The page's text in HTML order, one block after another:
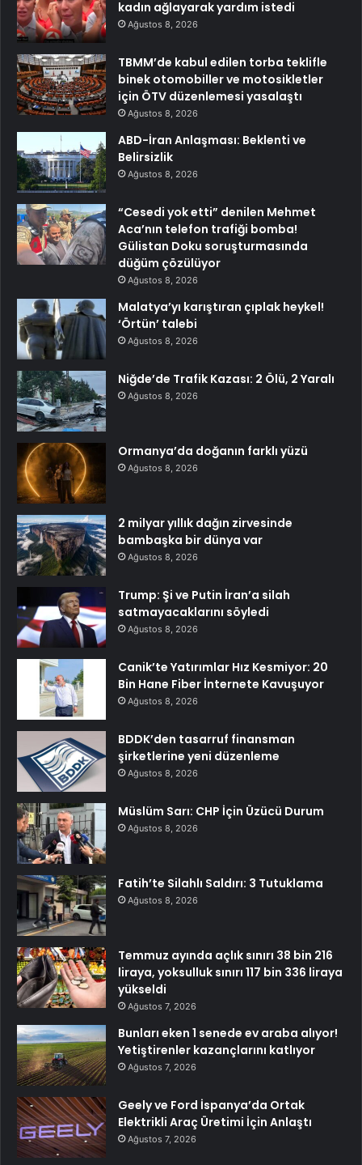
kadın ağlayarak yardım istedi
Ağustos 8, 2026
TBMM’de kabul edilen torba teklifle
binek otomobiller ve motosikletler
için ÖTV düzenlemesi yasalaştı
Ağustos 8, 2026
ABD-İran Anlaşması: Beklenti ve
Belirsizlik
Ağustos 8, 2026
“Cesedi yok etti” denilen Mehmet
Aca’nın telefon trafiği bomba!
Gülistan Doku soruşturmasında
düğüm çözülüyor
Ağustos 8, 2026
Malatya’yı karıştıran çıplak heykel!
‘Örtün’ talebi
Ağustos 8, 2026
Niğde’de Trafik Kazası: 2 Ölü, 2 Yaralı
Ağustos 8, 2026
Ormanya’da doğanın farklı yüzü
Ağustos 8, 2026
2 milyar yıllık dağın zirvesinde
bambaşka bir dünya var
Ağustos 8, 2026
Trump: Şi ve Putin İran’a silah
satmayacaklarını söyledi
Ağustos 8, 2026
Canik’te Yatırımlar Hız Kesmiyor: 20
Bin Hane Fiber İnternete Kavuşuyor
Ağustos 8, 2026
BDDK’den tasarruf finansman
şirketlerine yeni düzenleme
Ağustos 8, 2026
Müslüm Sarı: CHP İçin Üzücü Durum
Ağustos 8, 2026
Fatih’te Silahlı Saldırı: 3 Tutuklama
Ağustos 8, 2026
Temmuz ayında açlık sınırı 38 bin 216
liraya, yoksulluk sınırı 117 bin 336 liraya
yükseldi
Ağustos 7, 2026
Bunları eken 1 senede ev araba alıyor!
Yetiştirenler kazançlarını katlıyor
Ağustos 7, 2026
Geely ve Ford İspanya’da Ortak
Elektrikli Araç Üretimi İçin Anlaştı
Ağustos 7, 2026